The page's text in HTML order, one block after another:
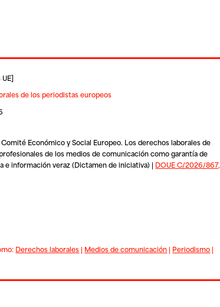
]
de los periodistas europeos
Económico y Social Europeo. Los derechos laborales de
de los medios de comunicación como garantía de
e información veraz (Dictamen de iniciativa) | DOUE C/2026/867,
Derechos laborales | Medios de comunicación | Periodismo |